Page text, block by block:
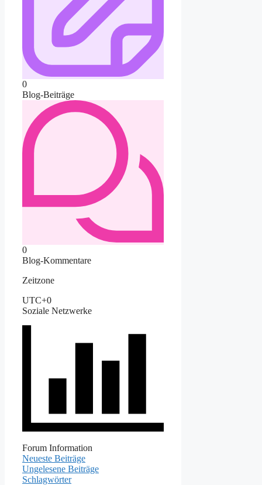
0
Blog-Beiträge
0
Blog-Kommentare
Zeitzone
UTC+0
Soziale Netzwerke
Forum Information
Neueste Beiträge
Ungelesene Beiträge
Schlagwörter